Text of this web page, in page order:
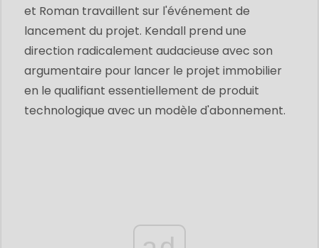
et Roman travaillent sur l'événement de
lancement du projet. Kendall prend une
direction radicalement audacieuse avec son
argumentaire pour lancer le projet immobilier
en le qualifiant essentiellement de produit
technologique avec un modèle d'abonnement.